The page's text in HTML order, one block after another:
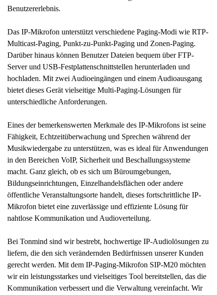
Benutzererlebnis.
Das IP-Mikrofon unterstützt verschiedene Paging-Modi wie RTP-
Multicast-Paging, Punkt-zu-Punkt-Paging und Zonen-Paging.
Darüber hinaus können Benutzer Dateien bequem über FTP-
Server und USB-Festplattenschnittstellen herunterladen und
hochladen. Mit zwei Audioeingängen und einem Audioausgang
bietet dieses Gerät vielseitige Multi-Paging-Lösungen für
unterschiedliche Anforderungen.
Eines der bemerkenswerten Merkmale des IP-Mikrofons ist seine
Fähigkeit, Echtzeitüberwachung und Sprechen während der
Musikwiedergabe zu unterstützen, was es ideal für Anwendungen
in den Bereichen VoIP, Sicherheit und Beschallungssysteme
macht. Ganz gleich, ob es sich um Büroumgebungen,
Bildungseinrichtungen, Einzelhandelsflächen oder andere
öffentliche Veranstaltungsorte handelt, dieses fortschrittliche IP-
Mikrofon bietet eine zuverlässige und effiziente Lösung für
nahtlose Kommunikation und Audioverteilung.
Bei Tonmind sind wir bestrebt, hochwertige IP-Audiolösungen zu
liefern, die den sich verändernden Bedürfnissen unserer Kunden
gerecht werden. Mit dem IP-Paging-Mikrofon SIP-M20 möchten
wir ein leistungsstarkes und vielseitiges Tool bereitstellen, das die
Kommunikation verbessert und die Verwaltung vereinfacht. Wir